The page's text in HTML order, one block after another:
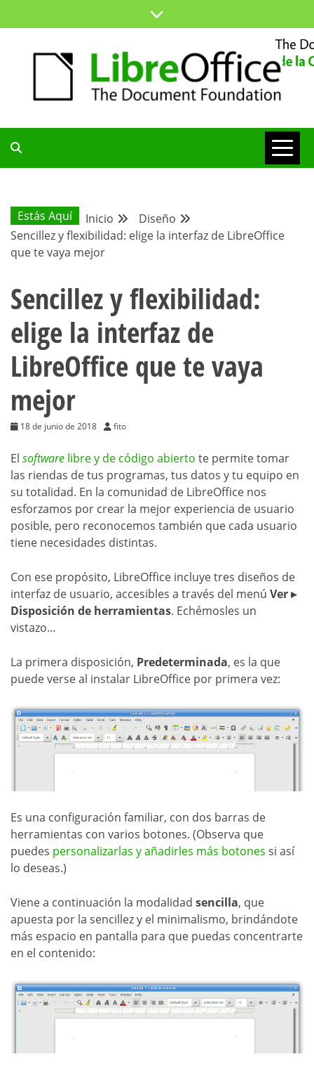
al
BLOG DE LA
COMUNIDAD
HISPANA
Estás Aquí Inicio
Diseño
Sencillez y flexibilidad: elige la interfaz de LibreOffice
que te vaya mejor
Sencillez y flexibilidad:
elige la interfaz de
LibreOffice que te vaya
mejor
18 de junio de 2018 fito
El software libre y de código abierto te permite tomar
las riendas de tus programas, tus datos y tu equipo en
su totalidad. En la comunidad de LibreOffice nos
esforzamos por crear la mejor experiencia de usuario
posible, pero reconocemos también que cada usuario
tiene necesidades distintas.
Con ese propósito, LibreOffice incluye tres diseños de
interfaz de usuario, accesibles a través del menú Ver ▸
Disposición de herramientas. Echémosles un
vistazo…
La primera disposición, Predeterminada, es la que
puede verse al instalar LibreOffice por primera vez:
Es una configuración familiar, con dos barras de
herramientas con varios botones. (Observa que
puedes personalizarlas y añadirles más botones si así
lo deseas.)
Viene a continuación la modalidad sencilla, que
apuesta por la sencillez y el minimalismo, brindándote
más espacio en pantalla para que puedas concentrarte
en el contenido: